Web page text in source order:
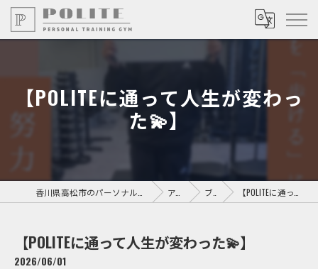
【POLITEに通って人生が変わっ
た💫】
アクセス ブログ 【POLITEに通って人生が変わった💫】
【POLITEに通って人生が変わった💫】
2026/06/01